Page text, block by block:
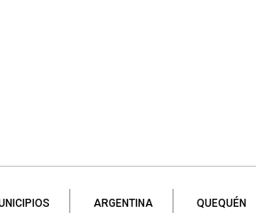
ARGENTINA QUEQUÉN